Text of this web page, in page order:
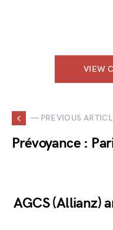
VIEW
— PREVIOUS
Prévoyance :
AGCS (Allianz)